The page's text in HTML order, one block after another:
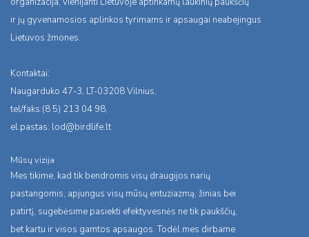
ir jų gyvenamosios aplinkos tyrimams ir apsaugai neabejingus
Lietuvos žmones.
Kontaktai:
Naugarduko 47-3, LT-03208 Vilnius,
tel/faks:(8 5) 213 04 98,
el.pastas: lod@birdlife.lt
Mūsų vizija
Mes tikime, kad tik bendromis visų draugijos narių
pastangomis, apjungus visų mūsų entuziazmą, žinias bei
patirtį, sugebėsime pasiekti efektyvesnės ne tik paukščių,
bet kartu ir visos gamtos apsaugos. Todėl mes dirbame